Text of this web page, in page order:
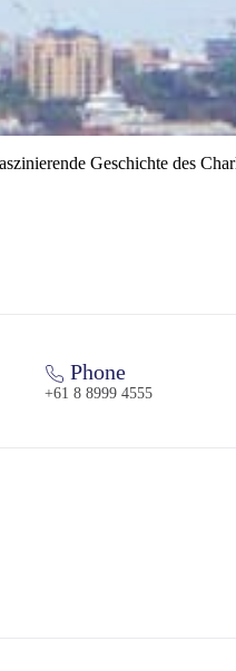
Geschichte des
Phone
+61 8 8999 4555